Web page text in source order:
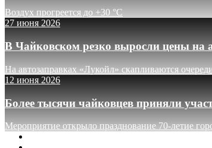
Воздух прогреется до +30 °C
27 июня 2026
В Чайковском резко выросли цены на
На автозаправках «Лукойл» скапливаются
12 июня 2026
Более тысячи чайковцев приняли
Мероприятие открыло празднование 70-летие